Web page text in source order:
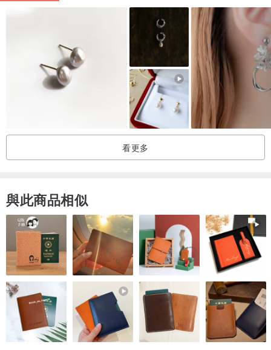
看你怎麼看待生活，
生活一日三餐，吃什麼穿什麼由你決定，
取決於我們自己的需求。
加入輕盈的 粉 和 紫，
- 幽然匿山中 -
「山大王也有休憩時刻，它只需要知道，
有獵物時戰斗，
平時生活中放鬆、簡單。」
這次將碧璽原石、粉水晶、紫水晶、坦桑石和天然珍珠一起設計，
做出像硬糖塊一樣的系列，輕快微甜而不膩。
糖不可多吃，但可以偶爾放輕松。
看更多
與此商品相似